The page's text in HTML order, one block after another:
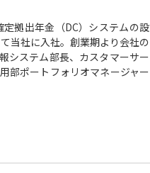
拠出年金（DC）システムの設
当社に入社。創業期より会社の
システム部長、カスタマーサー
部ポートフォリオマネージャー